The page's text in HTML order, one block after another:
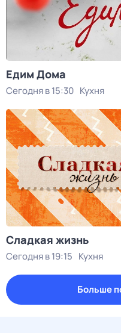
Едим Дома
Сегодня в 15:30 Кухня
Сладкая жизнь
Сегодня в 19:15 Кухня
Больше